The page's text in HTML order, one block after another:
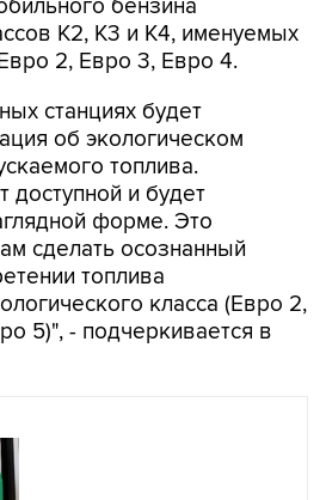
2, Евро 3, Евро 4.
станциях будет
топлива.
и будет
форме. Это
сделать осознанный
топлива
класса (Евро 2,
5)", - подчеркивается в